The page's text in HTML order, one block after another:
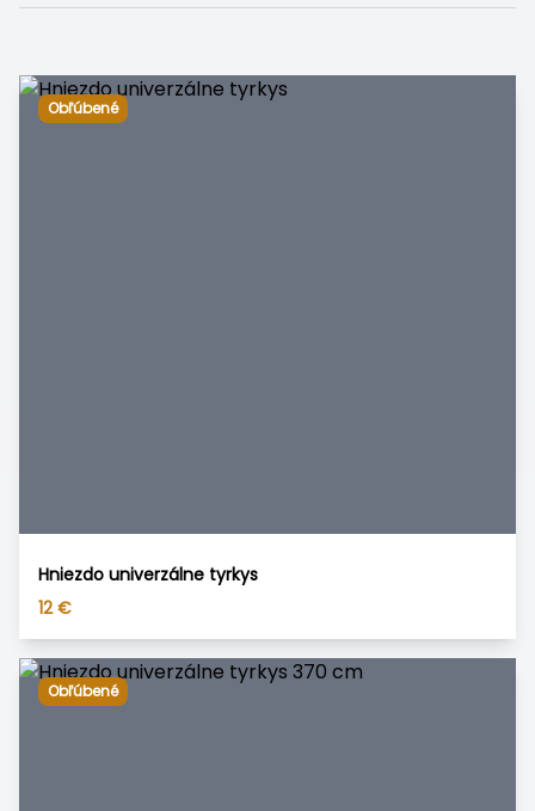
Obľúbené
Hniezdo univerzálne tyrkys
12 €
Obľúbené